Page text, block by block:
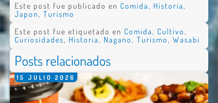
Este post fue publicado en Comida , Historia ,
Japon , Turismo
Este post fue etiquetado en Comida, Cultivo,
Curiosidades, Historia, Nagano, Turismo, Wasabi
Posts relacionados
15 JULIO 2026